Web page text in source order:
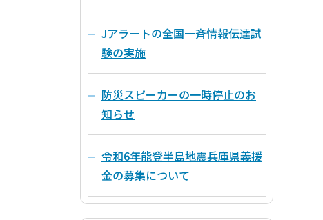
Jアラートの全国一斉情報伝達試
験の実施
防災スピーカーの一時停止のお
知らせ
令和6年能登半島地震兵庫県義援
金の募集について